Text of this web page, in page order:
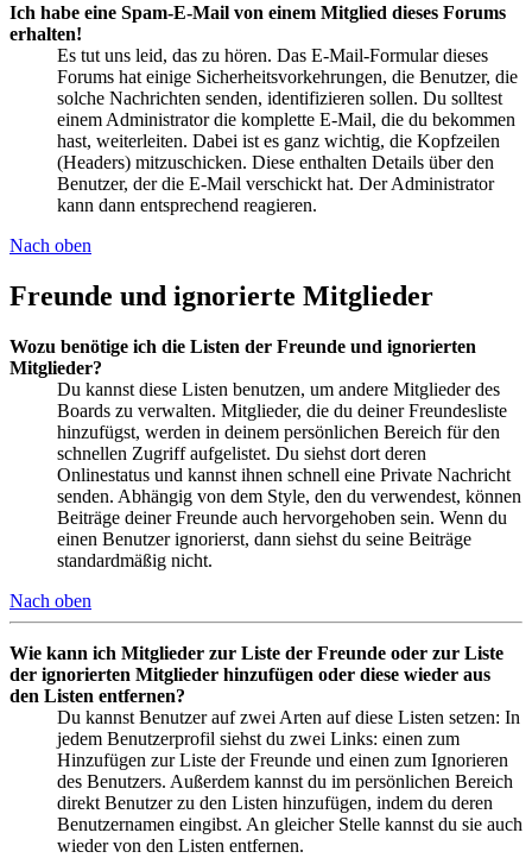
Ich habe eine Spam-E-Mail von einem Mitglied dieses Forums
erhalten!
Es tut uns leid, das zu hören. Das E-Mail-Formular dieses
Forums hat einige Sicherheitsvorkehrungen, die Benutzer, die
solche Nachrichten senden, identifizieren sollen. Du solltest
einem Administrator die komplette E-Mail, die du bekommen
hast, weiterleiten. Dabei ist es ganz wichtig, die Kopfzeilen
(Headers) mitzuschicken. Diese enthalten Details über den
Benutzer, der die E-Mail verschickt hat. Der Administrator
kann dann entsprechend reagieren.
Nach oben
Freunde und ignorierte Mitglieder
Wozu benötige ich die Listen der Freunde und ignorierten
Mitglieder?
Du kannst diese Listen benutzen, um andere Mitglieder des
Boards zu verwalten. Mitglieder, die du deiner Freundesliste
hinzufügst, werden in deinem persönlichen Bereich für den
schnellen Zugriff aufgelistet. Du siehst dort deren
Onlinestatus und kannst ihnen schnell eine Private Nachricht
senden. Abhängig von dem Style, den du verwendest, können
Beiträge deiner Freunde auch hervorgehoben sein. Wenn du
einen Benutzer ignorierst, dann siehst du seine Beiträge
standardmäßig nicht.
Nach oben
Wie kann ich Mitglieder zur Liste der Freunde oder zur Liste
der ignorierten Mitglieder hinzufügen oder diese wieder aus
den Listen entfernen?
Du kannst Benutzer auf zwei Arten auf diese Listen setzen: In
jedem Benutzerprofil siehst du zwei Links: einen zum
Hinzufügen zur Liste der Freunde und einen zum Ignorieren
des Benutzers. Außerdem kannst du im persönlichen Bereich
direkt Benutzer zu den Listen hinzufügen, indem du deren
Benutzernamen eingibst. An gleicher Stelle kannst du sie auch
wieder von den Listen entfernen.